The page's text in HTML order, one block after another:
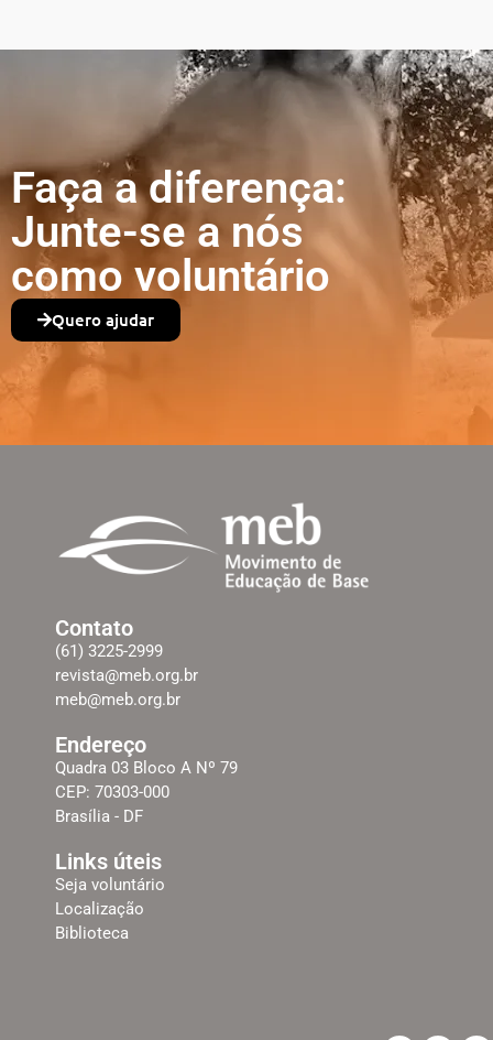
Faça a diferença:
Junte-se a nós
como voluntário
Quero ajudar
Contato
(61) 3225-2999
revista@meb.org.br
meb@meb.org.br
Endereço
Quadra 03 Bloco A Nº 79
CEP: 70303-000
Brasília - DF
Links úteis
Seja voluntário
Localização
Biblioteca